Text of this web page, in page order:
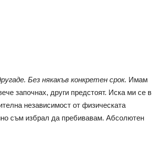
Без някакъв конкретен срок. Имам
започнах, други предстоят. Иска ми се в
независимост от физическата
съм избрал да пребивавам. Абсолютен